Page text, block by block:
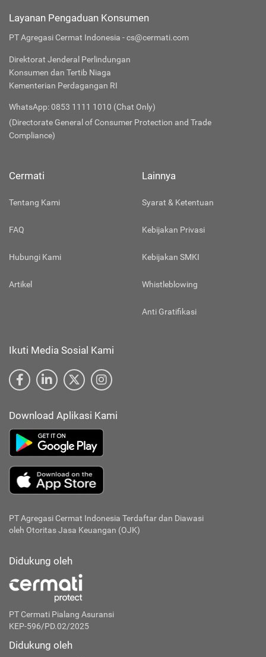
Layanan Pengaduan Konsumen
PT Agregasi Cermat Indonesia - cs@cermati.com
Direktorat Jenderal Perlindungan
Konsumen dan Tertib Niaga
Kementerian Perdagangan RI
WhatsApp: 0853 1111 1010 (Chat Only)
(Directorate General of Consumer Protection and Trade
Compliance)
Cermati
Tentang Kami
FAQ
Hubungi Kami
Artikel
Lainnya
Syarat & Ketentuan
Kebijakan Privasi
Kebijakan SMKI
Whistleblowing
Anti Gratifikasi
Ikuti Media Sosial Kami
Download Aplikasi Kami
PT Agregasi Cermat Indonesia Terdaftar dan Diawasi
oleh Otoritas Jasa Keuangan (OJK)
Didukung oleh
PT Cermati Pialang Asuransi
KEP-596/PD.02/2025
Didukung oleh